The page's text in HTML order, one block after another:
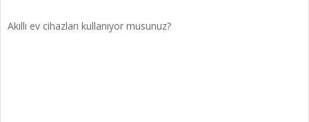
Akıllı ev cihazları kullanıyor musunuz?